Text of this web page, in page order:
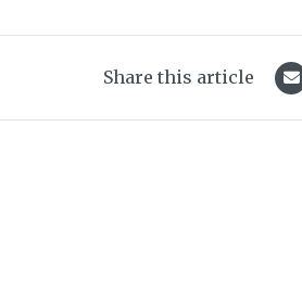
Share this article